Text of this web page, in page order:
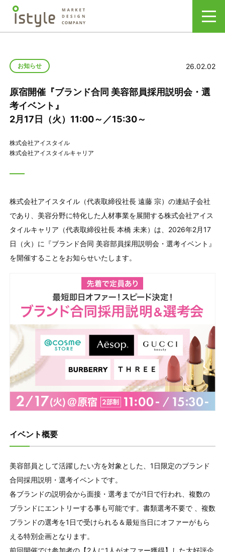
お知らせ 26.02.02
原宿開催『ブランド合同 美容部員採用説明会・選
考イベント』
2月17日（火）11:00～／15:30～
株式会社アイスタイル
株式会社アイスタイルキャリア
株式会社アイスタイル（代表取締役社長 遠藤 宗）の連結子会社
であり、美容分野に特化した人材事業を展開する株式会社アイス
タイルキャリア（代表取締役社長 本橋 未来）は、2026年2月17
日（火）に『ブランド合同 美容部員採用説明会・選考イベント』
を開催することをお知らせいたします。
イベント概要
美容部員として活躍したい方を対象とした、1日限定のブランド
合同採用説明・選考イベントです。
各ブランドの説明会から面接・選考までが1日で行われ、複数の
ブランドにエントリーする事も可能です。書類選考不要で 、複数
ブランドの選考を1日で受けられる＆最短当日にオファーがもら
える特別企画となります。
前回開催では参加者の【2人に1人がオファー獲得】した大好評企